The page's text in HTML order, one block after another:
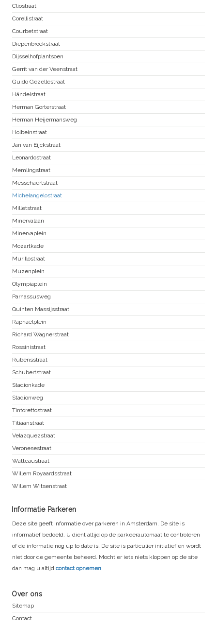
Cliostraat
Corellistraat
Courbetstraat
Diepenbrockstraat
Dijsselhofplantsoen
Gerrit van der Veenstraat
Guido Gezellestraat
Händelstraat
Herman Gorterstraat
Herman Heijermansweg
Holbeinstraat
Jan van Eijckstraat
Leonardostraat
Memlingstraat
Messchaertstraat
Michelangelostraat
Milletstraat
Minervalaan
Minervaplein
Mozartkade
Murillostraat
Muzenplein
Olympiaplein
Parnassusweg
Quinten Massijsstraat
Raphaëlplein
Richard Wagnerstraat
Rossinistraat
Rubensstraat
Schubertstraat
Stadionkade
Stadionweg
Tintorettostraat
Titiaanstraat
Velazquezstraat
Veronesestraat
Watteaustraat
Willem Royaardsstraat
Willem Witsenstraat
Informatie Parkeren
Deze site geeft informatie over parkeren in Amsterdam. De site is
informatief bedoeld. U dient altijd op de parkeerautomaat te controleren
of de informatie nog up to date is. De site is particulier initiatief en wordt
niet door de gemeente beheerd. Mocht er iets niets kloppen op de site
dan mag u altijd contact opnemen
Over ons
Sitemap
Contact